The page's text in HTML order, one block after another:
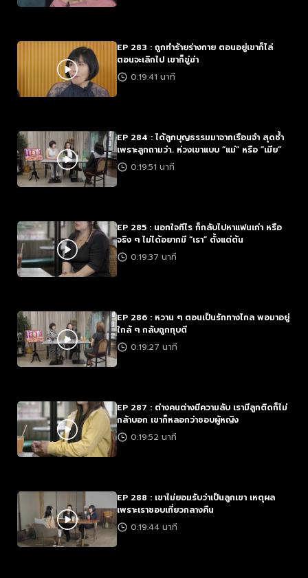
EP 283 : ถูกทำร้ายร่างกาย ตอนอยู่เขาก็ไล่
ตอนจะเลิกไป เขาก็ขู่ฆ่า
0:19:41 นาที
EP 284 : ได้ลูกบุญธรรมมาจากเรือนจำ สุดช้ำ
เพราะลูกถามว่า.. ห่วงเขาแบบ “แม่” หรือ “เมีย”
0:19:51 นาที
EP 285 : นอกใจทีไร ก็กลับไปหาแฟนเก่า หรือ
จริง ๆ ไม่ได้อยากมี “เรา” ตั้งแต่ต้น
0:19:37 นาที
EP 286 : หวาน ๆ ตอนเป็นรักทางไกล พอมาอยู่
ใกล้ ๆ กลับถูกทุบตี
0:19:27 นาที
EP 287 : ต่างคนต่างมีความลับ เรามีลูกติดก็ไม่
กล้าบอก เขาก็หลอกว่าชอบผู้หญิง
0:19:52 นาที
EP 288 : เขาไม่ยอมรับว่าเป็นลูกเขา เหตุผล
เพราะเราชอบเที่ยวกลางคืน
0:19:44 นาที